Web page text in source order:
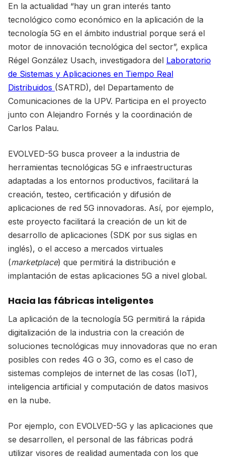
En la actualidad “hay un gran interés tanto
tecnológico como económico en la aplicación de la
tecnología 5G en el ámbito industrial porque será el
motor de innovación tecnológica del sector”, explica
Régel González Usach, investigadora del Laboratorio
de Sistemas y Aplicaciones en Tiempo Real
Distribuidos (SATRD), del Departamento de
Comunicaciones de la UPV. Participa en el proyecto
junto con Alejandro Fornés y la coordinación de
Carlos Palau.
EVOLVED-5G busca proveer a la industria de
herramientas tecnológicas 5G e infraestructuras
adaptadas a los entornos productivos, facilitará la
creación, testeo, certificación y difusión de
aplicaciones de red 5G innovadoras. Así, por ejemplo,
este proyecto facilitará la creación de un kit de
desarrollo de aplicaciones (SDK por sus siglas en
inglés), o el acceso a mercados virtuales
(marketplace) que permitirá la distribución e
implantación de estas aplicaciones 5G a nivel global.
Hacia las fábricas inteligentes
La aplicación de la tecnología 5G permitirá la rápida
digitalización de la industria con la creación de
soluciones tecnológicas muy innovadoras que no eran
posibles con redes 4G o 3G, como es el caso de
sistemas complejos de internet de las cosas (IoT),
inteligencia artificial y computación de datos masivos
en la nube.
Por ejemplo, con EVOLVED-5G y las aplicaciones que
se desarrollen, el personal de las fábricas podrá
utilizar visores de realidad aumentada con los que